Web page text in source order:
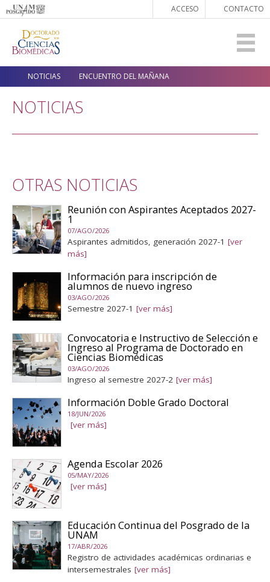
ACCESO CONTACTO
NOTICIAS ENCUENTRO DEL MAÑANA
NOTICIAS
OTRAS NOTICIAS
Reunión con Aspirantes Aceptados 2027-
1
07/AGO/2026
Aspirantes admitidos, generación 2027-1 [ver
más]
Información para inscripción de
alumnos de nuevo ingreso
03/AGO/2026
Semestre 2027-1 [ver más]
Convocatoria e Instructivo de Selección e
Ingreso al Programa de Doctorado en
Ciencias Biomédicas
03/AGO/2026
Ingreso al semestre 2027-2 [ver más]
Información Doble Grado Doctoral
18/JUN/2026
[ver más]
Agenda Escolar 2026
05/MAY/2026
[ver más]
Educación Continua del Posgrado de la
UNAM
17/ABR/2026
Registro de actividades académicas ordinarias e
intersemestrales [ver más]